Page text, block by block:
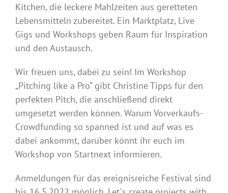
Kitchen, die leckere Mahlzeiten aus geretteten
Lebensmitteln zubereitet. Ein Marktplatz, Live
Gigs und Workshops geben Raum für Inspiration
und den Austausch.
Wir freuen uns, dabei zu sein! Im Workshop
„Pitching like a Pro“ gibt Christine Tipps für den
perfekten Pitch, die anschließend direkt
umgesetzt werden können. Warum Vorverkaufs-
Crowdfunding so spanned ist und auf was es
dabei ankommt, darüber könnt ihr euch im
Workshop von Startnext informieren.
Anmeldungen für das ereignisreiche Festival sind